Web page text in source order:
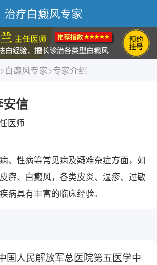
治疗白癜风专家
>白癜风专家>专家介绍
信
医师
、性病等常见病及疑难杂症方面，如
癣、白癜风，各类皮炎、湿疹、过敏
病具有丰富的临床经验。
国人民解放军总医院第五医学中